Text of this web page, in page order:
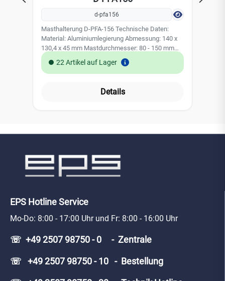
d-pfa156
Masthalterung D-PFA-156 Technische Daten:
Material: Aluminiumlegierung Abmessung: 140 x
130,4 x 45 mm Mastdurchmesser: 80 - 150 mm
Belastbarkeit: 5,0 kg
22 Artikel auf Lager
Details
EPS Hotline Service
Mo-Do: 8:00 - 17:00 Uhr und Fr: 8:00 - 16:00 Uhr
☏ +49 2507 98750 - 0 - Zentrale
☏ +49 2507 98750 - 10 - Bestellung